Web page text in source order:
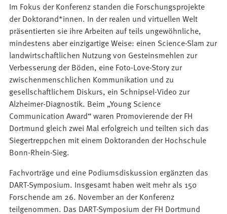
Im Fokus der Konferenz standen die Forschungsprojekte
der Doktorand*innen. In der realen und virtuellen Welt
präsentierten sie ihre Arbeiten auf teils ungewöhnliche,
mindestens aber einzigartige Weise: einen Science-Slam zur
landwirtschaftlichen Nutzung von Gesteinsmehlen zur
Verbesserung der Böden, eine Foto-Love-Story zur
zwischenmenschlichen Kommunikation und zu
gesellschaftlichem Diskurs, ein Schnipsel-Video zur
Alzheimer-Diagnostik. Beim „Young Science
Communication Award“ waren Promovierende der FH
Dortmund gleich zwei Mal erfolgreich und teilten sich das
Siegertreppchen mit einem Doktoranden der Hochschule
Bonn-Rhein-Sieg.
Fachvorträge und eine Podiumsdiskussion ergänzten das
DART-Symposium. Insgesamt haben weit mehr als 150
Forschende am 26. November an der Konferenz
teilgenommen. Das DART-Symposium der FH Dortmund